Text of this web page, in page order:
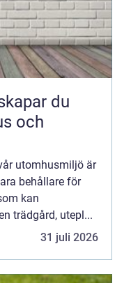
och
utomhusmiljö är
behållare för
kan
trädgård, utepl...
31 juli 2026